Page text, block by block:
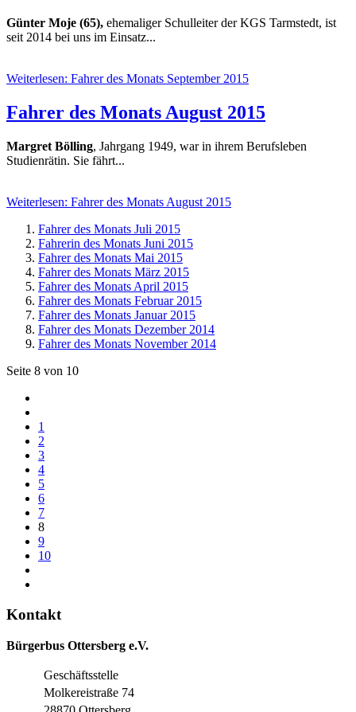
Günter Moje (65), ehemaliger Schulleiter der KGS Tarmstedt, ist
seit 2014 bei uns im Einsatz...
Weiterlesen: Fahrer des Monats September 2015
Fahrer des Monats August 2015
Margret Bölling, Jahrgang 1949, war in ihrem Berufsleben
Studienrätin. Sie fährt...
Weiterlesen: Fahrer des Monats August 2015
Fahrer des Monats Juli 2015
Fahrerin des Monats Juni 2015
Fahrer des Monats Mai 2015
Fahrer des Monats März 2015
Fahrer des Monats April 2015
Fahrer des Monats Februar 2015
Fahrer des Monats Januar 2015
Fahrer des Monats Dezember 2014
Fahrer des Monats November 2014
Seite 8 von 10
1
2
3
4
5
6
7
8
9
10
Kontakt
Bürgerbus Ottersberg e.V.
Geschäftsstelle
Molkereistraße 74